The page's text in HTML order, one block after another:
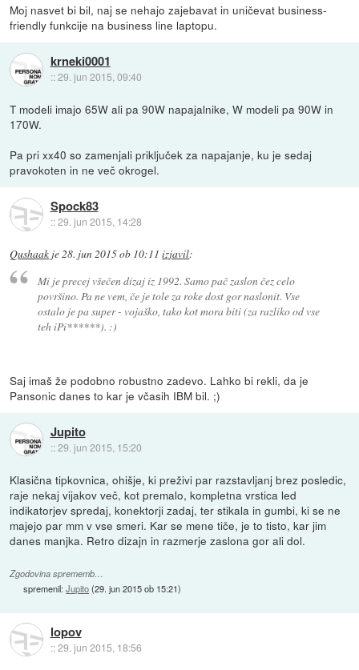
Moj nasvet bi bil, naj se nehajo zajebavat in uničevat business-
friendly funkcije na business line laptopu.
krneki0001
::29. jun 2015, 09:40
T modeli imajo 65W ali pa 90W napajalnike, W modeli pa 90W in
170W.
Pa pri xx40 so zamenjali priključek za napajanje, ku je sedaj
pravokoten in ne več okrogel.
Spock83
::29. jun 2015, 14:28
Qushaak je28. jun 2015 ob 10:11 izjavil:
Mi je precej všečen dizaj iz 1992. Samo pač zaslon čez celo
površino. Pa ne vem, če je tole za roke dost gor naslonit. Vse
ostalo je pa super - vojaško, tako kot mora biti (za razliko od vse
teh iPi******). :)
Saj imaš že podobno robustno zadevo. Lahko bi rekli, da je
Pansonic danes to kar je včasih IBM bil. ;)
Jupito
::29. jun 2015, 15:20
Klasična tipkovnica, ohišje, ki preživi par razstavljanj brez posledic,
raje nekaj vijakov več, kot premalo, kompletna vrstica led
indikatorjev spredaj, konektorji zadaj, ter stikala in gumbi, ki se ne
majejo par mm v vse smeri. Kar se mene tiče, je to tisto, kar jim
danes manjka. Retro dizajn in razmerje zaslona gor ali dol.
Zgodovina sprememb…
spremenil:Jupito(29. jun 2015 ob 15:21)
lopov
::29. jun 2015, 18:56